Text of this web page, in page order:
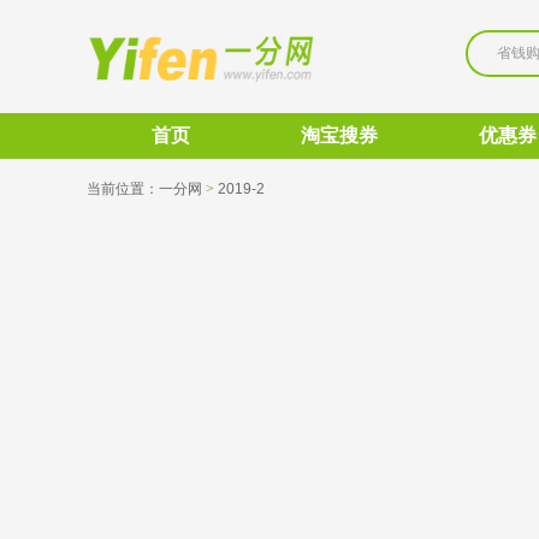
省钱购
首页 淘宝搜券 优惠券
当前位置： 一分网 > 2019-2